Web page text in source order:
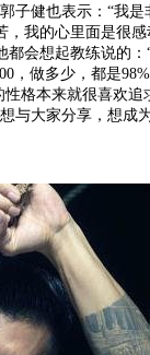
子健也表示：“我是
我的心里面是很感
会想起教练说的：
，做多少，都是
格本来就很喜欢追
与大家分享，想成